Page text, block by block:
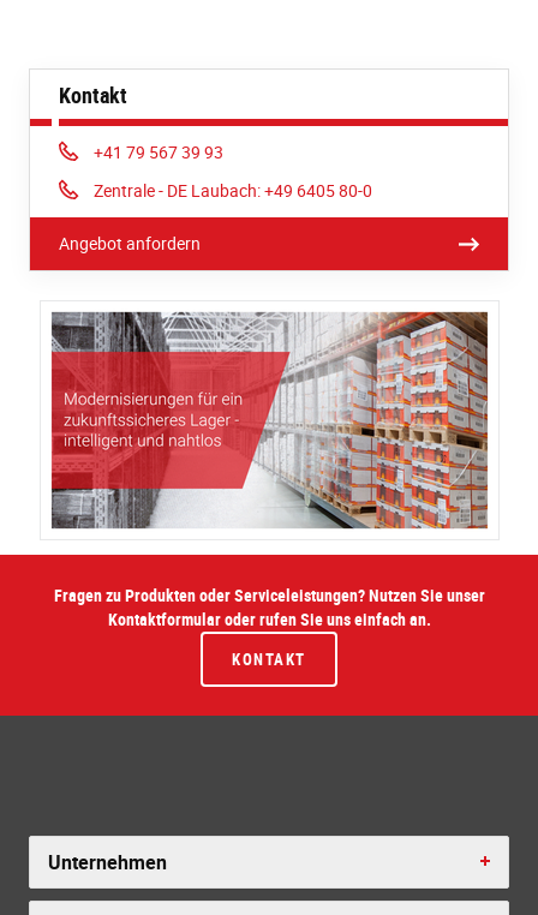
Kontakt
Phone:
+41 79 567 39 93
Phone:
Zentrale - DE Laubach: +49 6405 80-0
Angebot anfordern
Fragen zu Produkten oder Serviceleistungen? Nutzen Sie unser
Kontaktformular oder rufen Sie uns einfach an.
KONTAKT
Unternehmen